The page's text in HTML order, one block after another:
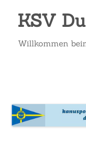
KSV
Willkommen